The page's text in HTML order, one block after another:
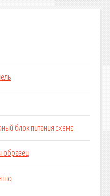
блок питания схема
образец